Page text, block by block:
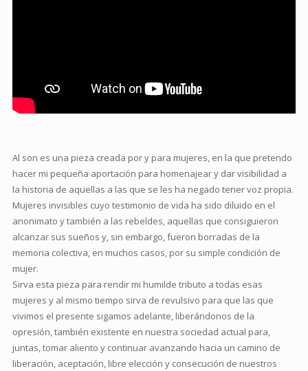
Al son es una pieza creada por y para mujeres, en la que pretendo
hacer mi pequeña aportación para homenajear y dar visibilidad a
la historia de aquellas a las que se les ha negado tener voz propia.
Mujeres invisibles cuyo testimonio de vida ha sido diluido en el
anonimato y también a las rebeldes, aquellas que consiguieron
alcanzar sus sueños y, sin embargo, fueron borradas de la
memoria colectiva, en muchos casos, por su simple condición de
mujer.
Sirva esta pieza para rendir mi humilde tributo a todas esas
mujeres y al mismo tiempo sirva de revulsivo para que las que
vivimos el presente sigamos adelante, liberándonos de la
opresión, también existente en nuestra sociedad actual para,
juntas, tomar aliento y continuar avanzando hacia un camino de
liberación, aceptación, libre elección y consecución de nuestros